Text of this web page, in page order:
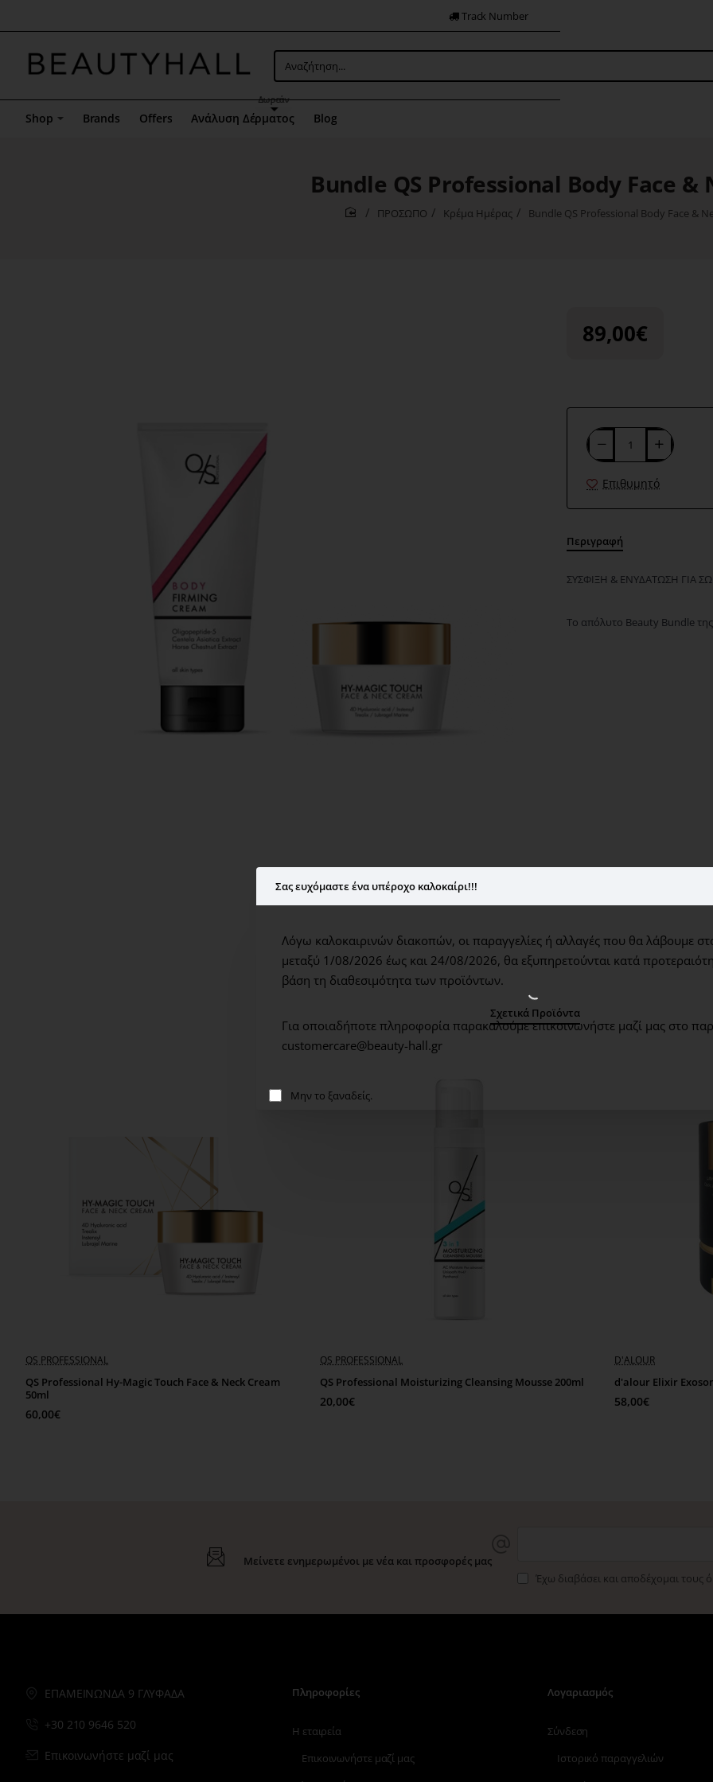
Σας ευχόμαστε ένα υπέροχο καλοκαίρι!!!
Λόγω καλοκαιρινών διακοπών, οι παραγγελίες ή αλλαγές που θα λάβουμε
μεταξύ 1/08/2026 έως και 24/08/2026, θα εξυπηρετούνται κατά
βάση τη διαθεσιμότητα των προϊόντων.
Για οποιαδήποτε πληροφορία παρακαλούμε επικοινωνήστε μαζί μας στο
customercare@beauty-hall.gr
Μην το ξαναδείς.
5
Track Number
Αναζήτηση...
Shop Brands Offers Ανάλυση Δέρματος
Δωρεάν
Blog
Bundle QS Professional Body Face &
ΠΡΟΣΩΠΟ Κρέμα Ημέρας Bundle QS Professional Body Face &
89,00€
Επιθυμητό
Περιγραφή
ΣΥΣΦΙΞΗ & ΕΝΥΔΑΤΩΣΗ ΓΙΑ
To απόλυτο Beauty Bundle
της επιδερμίδας, για μια
Η κρέμα έχει ενισχυθεί με
πολυσακχαρίτες δημιουργεί
LUBRAGEL MARINE
•QS Professional Firming
εκχυλίσματα και
Τρόπος Χρήσης: Απλώνουμε
Σχετικά Προϊόντα
QS PROFESSIONAL
QS Professional Hy-Magic Touch Face & Neck Cream
50ml
60,00€
QS PROFESSIONAL
QS Professional Moisturizing Cleansing Mousse 200ml
20,00€
D'ALOUR
d'alour Elixir
58,00€
Μείνετε ενημερωμένοι με νέα και προσφορές μας
Έχω διαβάσει και αποδέχομαι τους
ΕΠΑΜΕΙΝΩΝΔΑ 9 ΓΛΥΦΑΔΑ
+30 210 9646 520
Επικοινωνήστε μαζί μας
Πληροφορίες
Η εταιρεία
Επικοινωνήστε μαζί μας
Λογαριασμός
Σύνδεση
Ιστορικό παραγγελιών